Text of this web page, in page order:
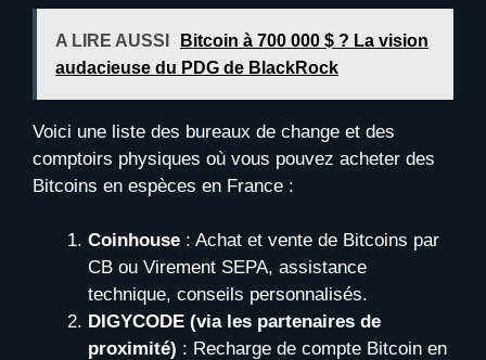
A LIRE AUSSI
Bitcoin à 700 000 $ ? La vision
audacieuse du PDG de BlackRock
Voici une liste des bureaux de change et des
comptoirs physiques où vous pouvez acheter des
Bitcoins en espèces en France :
Coinhouse : Achat et vente de Bitcoins par
CB ou Virement SEPA, assistance
technique, conseils personnalisés.
DIGYCODE (via les partenaires de
proximité) : Recharge de compte Bitcoin en